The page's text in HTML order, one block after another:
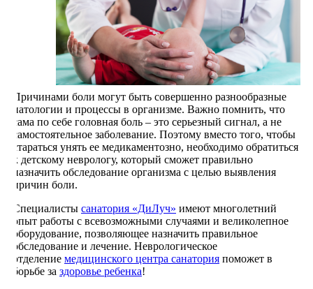
Причинами боли могут быть совершенно разнообразные
патологии и процессы в организме. Важно помнить, что
сама по себе головная боль – это серьезный сигнал, а не
самостоятельное заболевание. Поэтому вместо того, чтобы
стараться унять ее медикаментозно, необходимо обратиться
к детскому неврологу, который сможет правильно
назначить обследование организма с целью выявления
причин боли.
Специалисты санатория «ДиЛуч» имеют многолетний
опыт работы с всевозможными случаями и великолепное
оборудование, позволяющее назначить правильное
обследование и лечение. Неврологическое
отделение медицинского центра санатория поможет в
борьбе за здоровье ребенка!